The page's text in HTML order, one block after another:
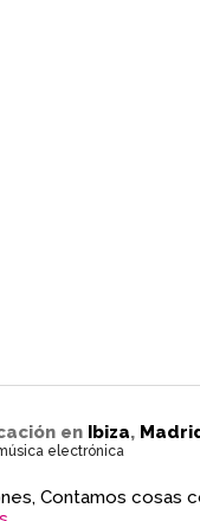
en Ibiza,
electrónica
Contamos cosas